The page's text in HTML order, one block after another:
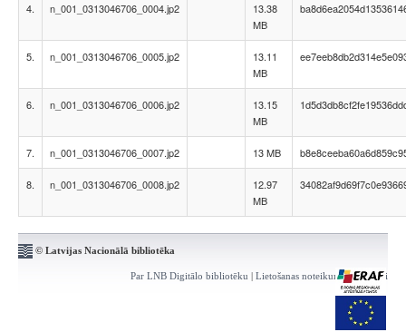
4. n_001_0313046706_0004.jp2
13.38
MB
5. n_001_0313046706_0005.jp2
13.11
MB
6. n_001_0313046706_0006.jp2
13.15
MB
7. n_001_0313046706_0007.jp2 13 MB
8. n_001_0313046706_0008.jp2
12.97
MB
© Latvijas Nacionālā bibliotēka
Par LNB Digitālo bibliotēku | Lietošanas noteikumi | Kontakti